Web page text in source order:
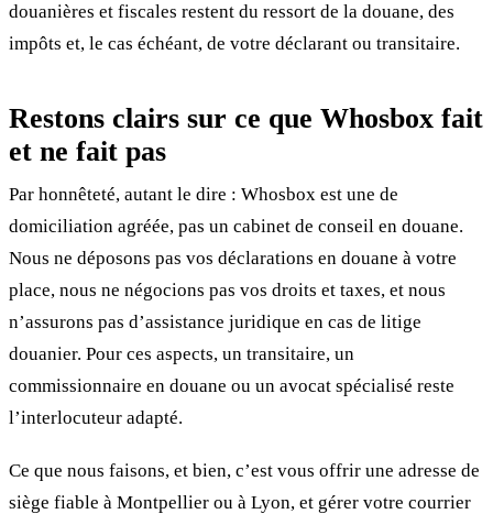
douanières et fiscales restent du ressort de la douane, des
impôts et, le cas échéant, de votre déclarant ou transitaire.
Restons clairs sur ce que Whosbox fait
et ne fait pas
Par honnêteté, autant le dire : Whosbox est une de
domiciliation agréée, pas un cabinet de conseil en douane.
Nous ne déposons pas vos déclarations en douane à votre
place, nous ne négocions pas vos droits et taxes, et nous
n’assurons pas d’assistance juridique en cas de litige
douanier. Pour ces aspects, un transitaire, un
commissionnaire en douane ou un avocat spécialisé reste
l’interlocuteur adapté.
Ce que nous faisons, et bien, c’est vous offrir une adresse de
siège fiable à Montpellier ou à Lyon, et gérer votre courrier